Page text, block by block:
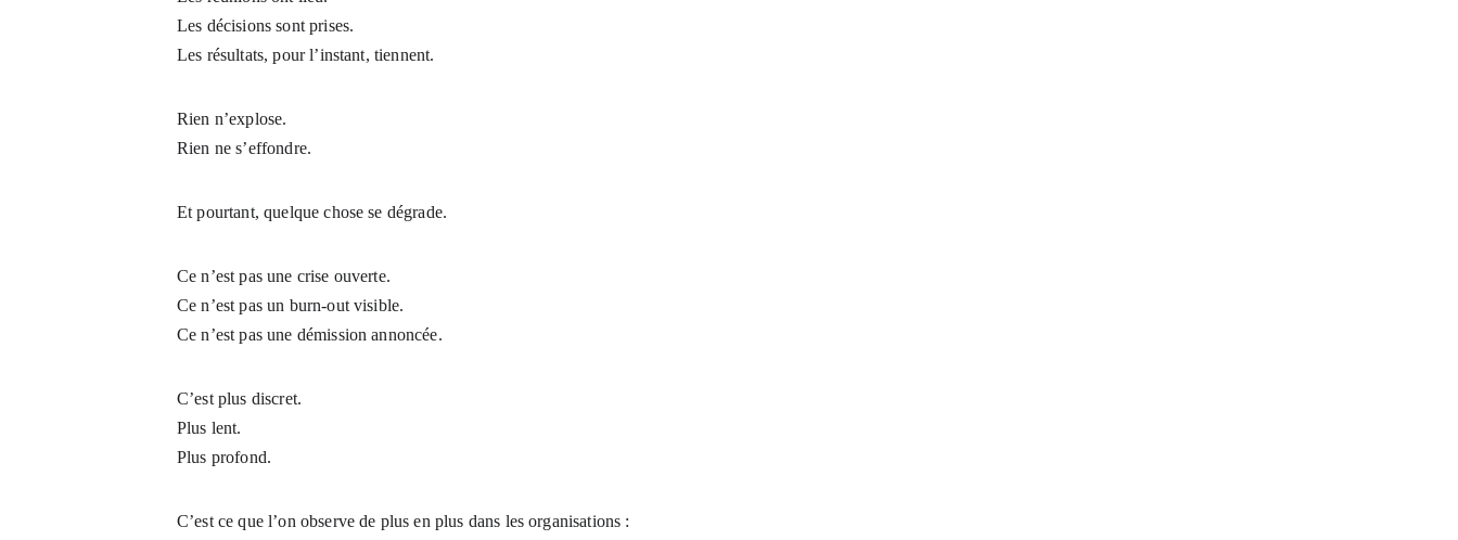
Les décisions sont prises.
Les résultats, pour l’instant, tiennent.
Rien n’explose.
Rien ne s’effondre.
Et pourtant, quelque chose se dégrade.
Ce n’est pas une crise ouverte.
Ce n’est pas un burn-out visible.
Ce n’est pas une démission annoncée.
C’est plus discret.
Plus lent.
Plus profond.
C’est ce que l’on observe de plus en plus dans les organisations :